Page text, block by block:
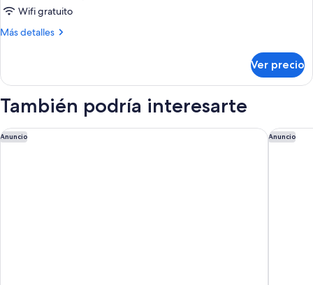
Wifi gratuito
Más detalles
Más
familiar
Ver precio
También podría interesarte
Anuncio
Lifestyle Hotel Sedartis Lake Zurich Anuncio
Sorell